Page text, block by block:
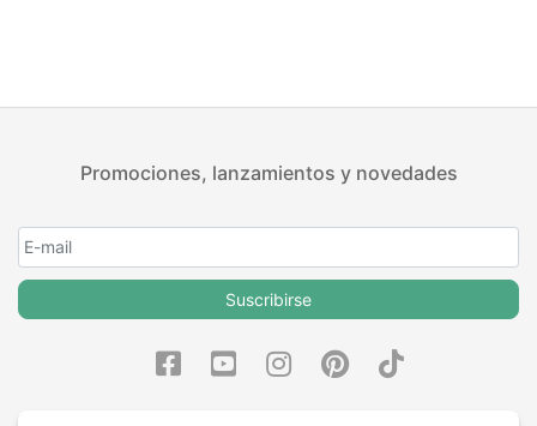
Promociones, lanzamientos y novedades
Suscribirse